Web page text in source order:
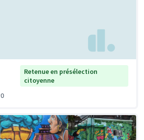
Retenue en présélection
citoyenne
0